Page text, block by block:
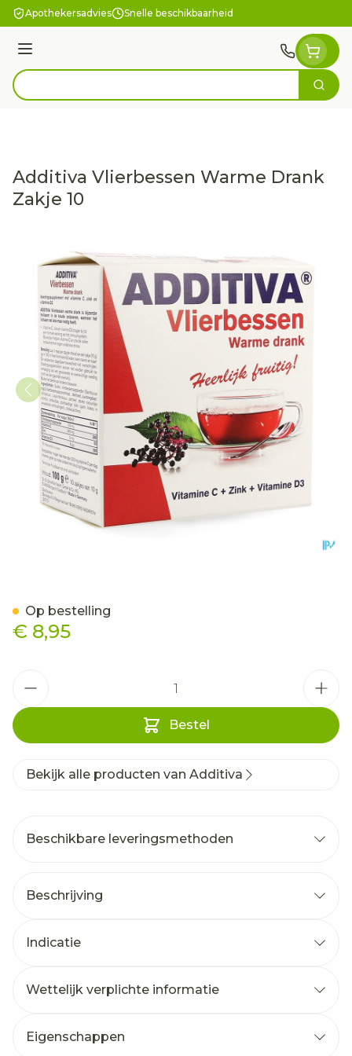
Ga naar de inhoud
Apothekersadvies Snelle beschikbaarheid
Menu
Product, merk, categorie... Zoek
Additiva Vlierbessen Warme Drank
Zakje 10
€ 8,95
Bestel
Op bestelling
Bekijk alle producten van Additiva
Beschikbare leveringsmethoden
Beschrijving
Indicatie
Wettelijk verplichte informatie
Eigenschappen